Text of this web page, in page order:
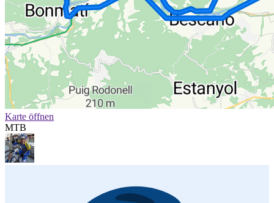
Karte öffnen
MTB